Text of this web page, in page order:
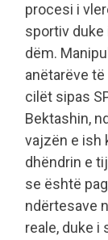
procesi i
sportiv
dëm.
anëtarëve
cilët sipas
Bektashin,
vajzën e ish
dhëndrin e
se është
ndërtesave
reale, duke